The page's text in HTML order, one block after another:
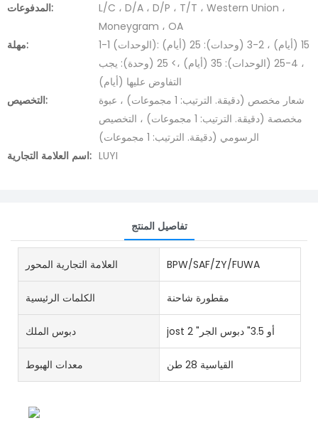
المدفوعات:
L/C ، D/A ، D/P ، T/T ، Western Union ،
Moneygram ، OA
مهلة:
1-1 (الوحدات): 15 (أيام) ، 2-3 (وحدات): 25 (أيام)
، 4-25 (الوحدات): 35 (أيام) ،> 25 (وحدة): يجب
التفاوض عليها (أيام)
التخصيص:
شعار مخصص (دقيقة. الترتيب: 1 مجموعات) ، عبوة
مخصصة (دقيقة. الترتيب: 1 مجموعات) ، التخصيص
الرسومي (دقيقة. الترتيب: 1 مجموعات)
اسم العلامة التجارية: LUYI
تفاصيل المنتج
العلامة التجارية المحور BPW/SAF/ZY/FUWA
الكلمات الرئيسية مقطورة شاحنة
دبوس الملك jost 2 "أو 3.5" دبوس الجر
معدات الهبوط القياسية 28 طن